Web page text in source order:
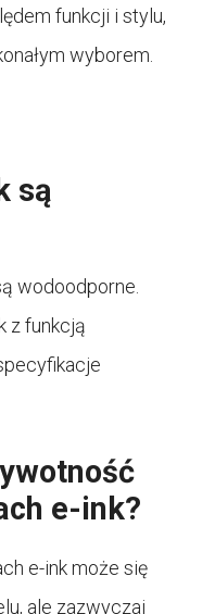
funkcji i stylu,
wyborem.
są
wodoodporne.
z funkcją
e-ink?
e-ink może się
ale zazwyczaj